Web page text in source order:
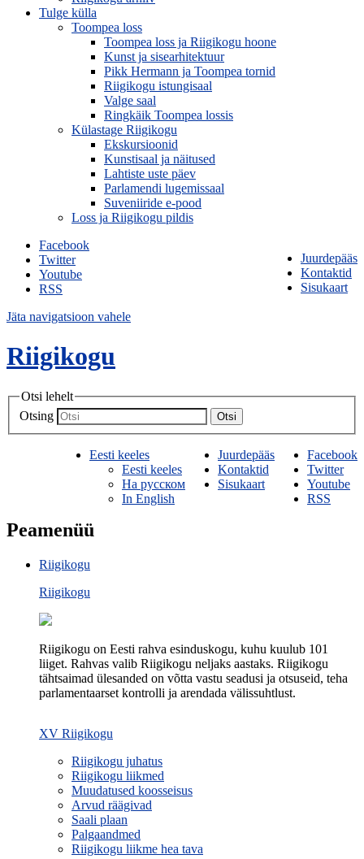
Tulge külla
Toompea loss
Toompea loss ja Riigikogu hoone
Kunst ja sisearhitektuur
Pikk Hermann ja Toompea tornid
Riigikogu istungisaal
Valge saal
Ringkäik Toompea lossis
Külastage Riigikogu
Ekskursioonid
Kunstisaal ja näitused
Lahtiste uste päev
Parlamendi lugemissaal
Suveniiride e-pood
Loss ja Riigikogu pildis
Juurdepääs
Kontaktid
Sisukaart
Facebook
Twitter
Youtube
RSS
Jäta navigatsioon vahele
Riigikogu
Otsi lehelt
Otsing
Otsi
Facebook
Twitter
Youtube
RSS
Juurdepääs
Kontaktid
Sisukaart
Eesti keeles
Eesti keeles
На русском
In English
Peamenüü
Riigikogu
Riigikogu
Riigikogu on Eesti rahva esinduskogu, kuhu kuulub 101
liiget. Rahvas valib Riigikogu neljaks aastaks. Riigikogu
tähtsaimad ülesanded on võtta vastu seadusi ja otsuseid, teha
parlamentaarset kontrolli ja arendada välissuhtlust.
XV Riigikogu
Riigikogu juhatus
Riigikogu liikmed
Muudatused koosseisus
Arvud räägivad
Saali plaan
Palgaandmed
Riigikogu liikme hea tava